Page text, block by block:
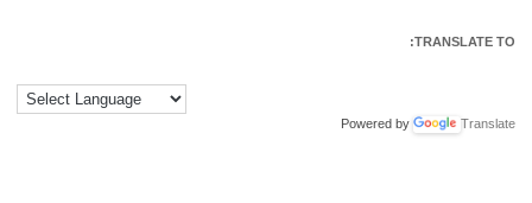
TRANSLATE TO:
Powered by Translate